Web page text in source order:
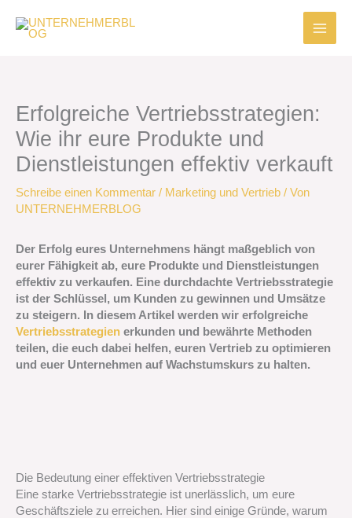
Inhalt
springen
Erfolgreiche Vertriebsstrategien:
Wie ihr eure Produkte und
Dienstleistungen effektiv verkauft
Schreibe einen Kommentar / Marketing und Vertrieb / Von
UNTERNEHMERBLOG
Der Erfolg eures Unternehmens hängt maßgeblich von
eurer Fähigkeit ab, eure Produkte und Dienstleistungen
effektiv zu verkaufen. Eine durchdachte Vertriebsstrategie
ist der Schlüssel, um Kunden zu gewinnen und Umsätze
zu steigern. In diesem Artikel werden wir erfolgreiche
Vertriebsstrategien erkunden und bewährte Methoden
teilen, die euch dabei helfen, euren Vertrieb zu optimieren
und euer Unternehmen auf Wachstumskurs zu halten.
Die Bedeutung einer effektiven Vertriebsstrategie
Eine starke Vertriebsstrategie ist unerlässlich, um eure
Geschäftsziele zu erreichen. Hier sind einige Gründe, warum